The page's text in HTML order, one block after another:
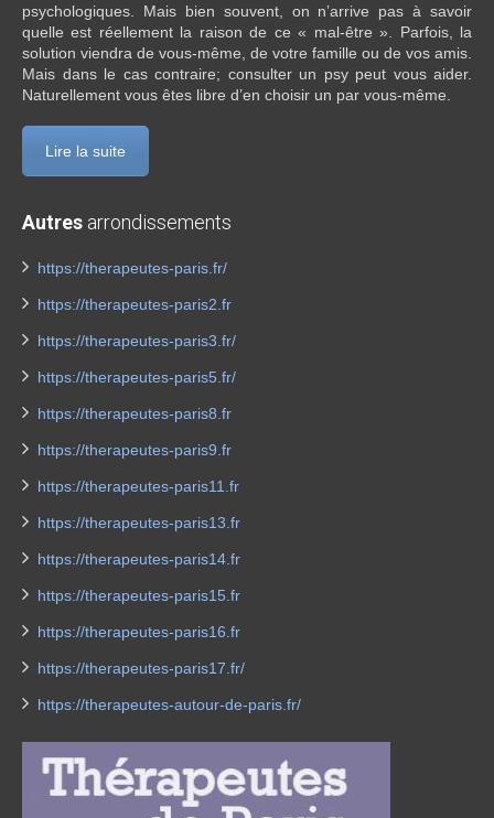
psychologiques. Mais bien souvent, on n’arrive pas à savoir
quelle est réellement la raison de ce « mal-être ». Parfois, la
solution viendra de vous-même, de votre famille ou de vos amis.
Mais dans le cas contraire; consulter un psy peut vous aider.
Naturellement vous êtes libre d’en choisir un par vous-même.
Lire la suite
Autres arrondissements
https://therapeutes-paris.fr/
https://therapeutes-paris2.fr
https://therapeutes-paris3.fr/
https://therapeutes-paris5.fr/
https://therapeutes-paris8.fr
https://therapeutes-paris9.fr
https://therapeutes-paris11.fr
https://therapeutes-paris13.fr
https://therapeutes-paris14.fr
https://therapeutes-paris15.fr
https://therapeutes-paris16.fr
https://therapeutes-paris17.fr/
https://therapeutes-autour-de-paris.fr/